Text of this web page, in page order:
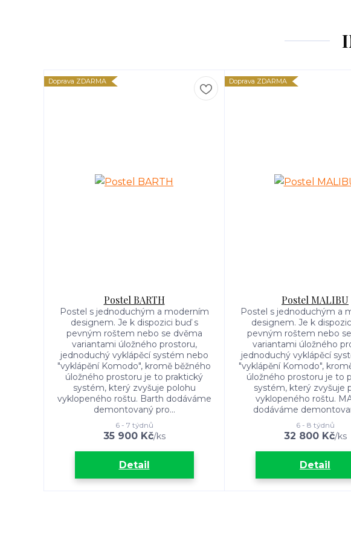
Doprava ZDARMA
Postel BARTH
Postel s jednoduchým a moderním
designem. Je k dispozici buď s
pevným roštem nebo se dvěma
variantami úložného prostoru,
jednoduchý vyklápěcí systém nebo
"vyklápění Komodo", kromě běžného
úložného prostoru je to praktický
systém, který zvyšuje polohu
vyklopeného roštu. Barth dodáváme
demontovaný pro...
35 900 Kč/ks
6 - 7 týdnů
Detail
Doprava ZDARMA
Postel MALIBU
Postel s jednoduchým a
designem. Je k
pevným roštem nebo
variantami úložného
jednoduchý vyklápěcí
"vyklápění Komodo",
úložného prostoru je to
systém, který zvyšuje
vyklopeného roštu.
dodáváme
32 800 Kč/ks
6 - 8 týdnů
Detail